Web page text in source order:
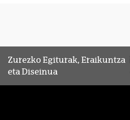
Zurezko Egiturak, Eraikuntza
eta Diseinua